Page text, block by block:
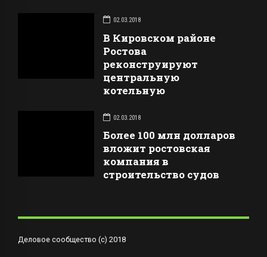
02.03.2018
В Кировском районе
Ростова
реконструируют
центральную
котельную
02.03.2018
Более 100 млн долларов
вложит ростовская
компания в
строительство судов
Деловое сообщество (с) 2018